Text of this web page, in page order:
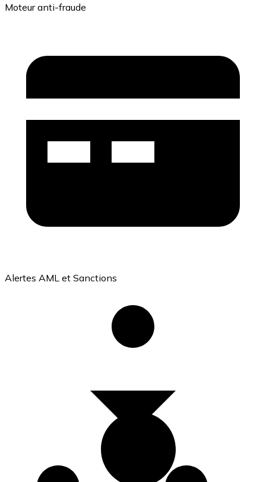
Acheter avec virement bancaire
Utilisez les cartes Visa et Mastercard pour acheter
Acheter avec carte
Boutique - Cartes
Nouveau
Moteur anti-fraude
Alertes AML et Sanctions